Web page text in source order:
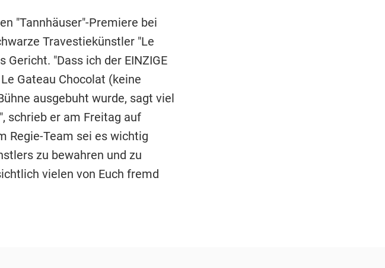
"Tannhäuser"-Premiere bei
Travestiekünstler "Le
"Dass ich der EINZIGE
Gateau Chocolat (keine
ausgebuht wurde, sagt viel
schrieb er am Freitag auf
Regie-Team sei es wichtig
zu bewahren und zu
vielen von Euch fremd